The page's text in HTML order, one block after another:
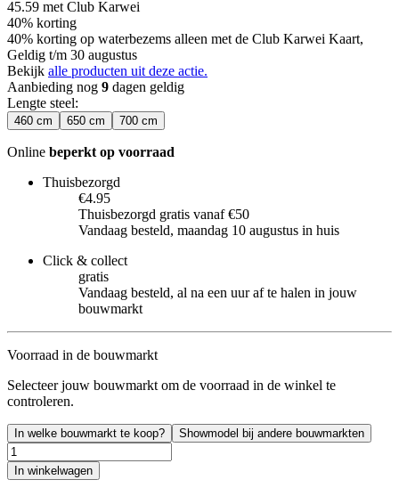
45.59 met Club Karwei
40% korting
40% korting op waterbezems alleen met de Club Karwei Kaart,
Geldig t/m 30 augustus
Bekijk alle producten uit deze actie.
Aanbieding nog 9 dagen geldig
Lengte steel:
460 cm 650 cm 700 cm
Online beperkt op voorraad
Thuisbezorgd
€4.95
Thuisbezorgd gratis vanaf €50
Vandaag besteld, maandag 10 augustus in huis
Click & collect
gratis
Vandaag besteld, al na een uur af te halen in jouw
bouwmarkt
Voorraad in de bouwmarkt
Selecteer jouw bouwmarkt om de voorraad in de winkel te
controleren.
In welke bouwmarkt te koop? Showmodel bij andere bouwmarkten
In winkelwagen